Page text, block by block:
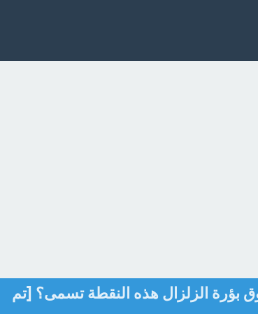
الزلزال هذه النقطة تسمى؟ [تم